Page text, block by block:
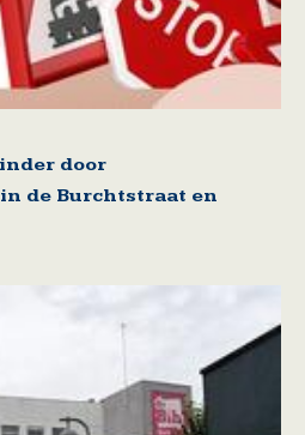
door
de Burchtstraat en